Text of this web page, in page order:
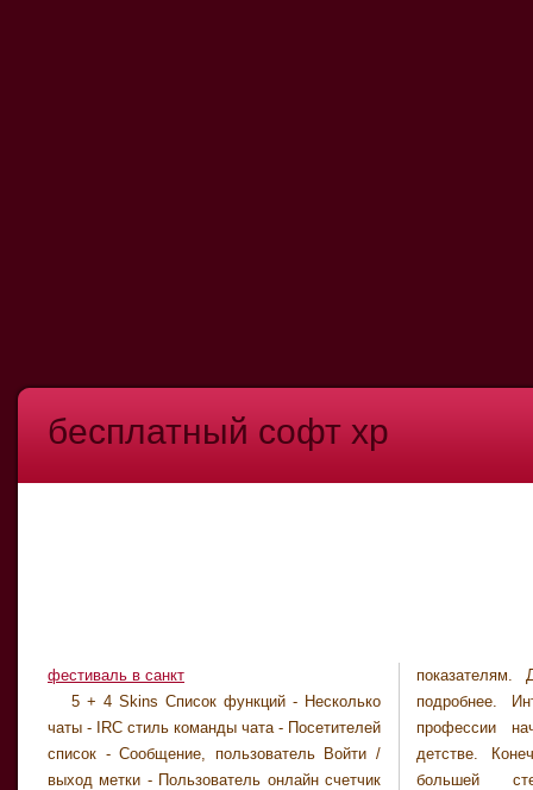
бесплатный софт xp
фестиваль в санкт
5 + 4 Skins Список функций - Несколько
чаты - IRC стиль команды чата - Посетителей
список - Сообщение, пользователь Войти /
выход метки - Пользователь онлайн счетчик
показателям.
подробнее.
профессии
детстве.
большей
охранником в
подобная
преимуществ,
времени,
личных